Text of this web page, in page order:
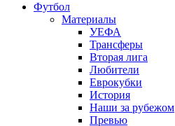
Футбол
Материалы
УЕФА
Трансферы
Вторая лига
Любители
Еврокубки
История
Наши за рубежом
Превью